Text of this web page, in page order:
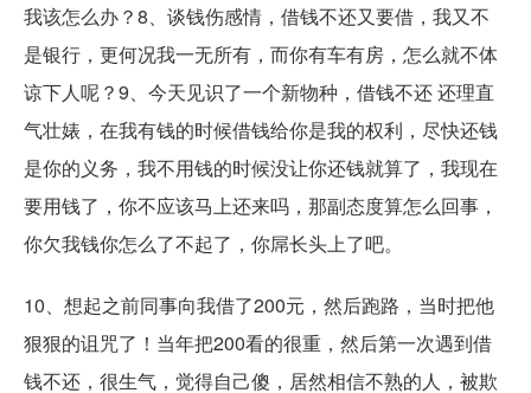
我该怎么办？8、谈钱伤感情，借钱不还又要借，我又不
是银行，更何况我一无所有，而你有车有房，怎么就不体
谅下人呢？9、今天见识了一个新物种，借钱不还 还理直
气壮婊，在我有钱的时候借钱给你是我的权利，尽快还钱
是你的义务，我不用钱的时候没让你还钱就算了，我现在
要用钱了，你不应该马上还来吗，那副态度算怎么回事，
你欠我钱你怎么了不起了，你屌长头上了吧。
10、想起之前同事向我借了200元，然后跑路，当时把他
狠狠的诅咒了！当年把200看的很重，然后第一次遇到借
钱不还，很生气，觉得自己傻，居然相信不熟的人，被欺